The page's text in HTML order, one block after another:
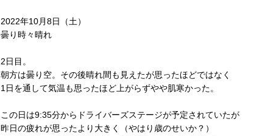
2022年10月8日（土）
曇り時々晴れ
2日目。
朝方は曇り空。その後晴れ間も見えたが思ったほどではなく
1日を通して気温も思ったほど上がらずやや肌寒かった。
この日は9:35分からドライバーズステージが予定されていたが
昨日の疲れが思ったより大きく（やはり歳のせいか？）